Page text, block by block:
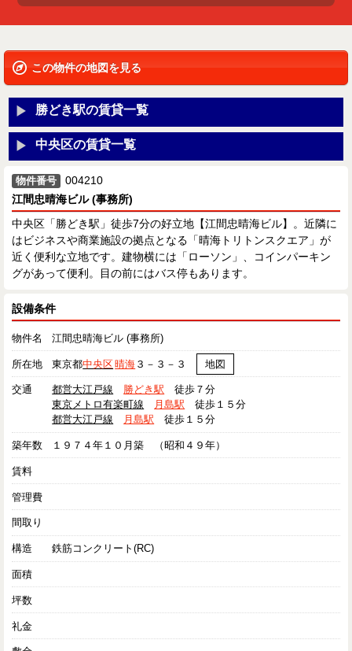
この物件の地図を見る
勝どき駅の賃貸一覧
中央区の賃貸一覧
物件番号
004210
江間忠晴海ビル (事務所)
中央区「勝どき駅」徒歩7分の好立地【江間忠晴海ビル】。近隣に
はビジネスや商業施設の拠点となる「晴海トリトンスクエア」が
近く便利な立地です。建物横には「ローソン」、コインパーキン
グがあって便利。目の前にはバス停もあります。
設備条件
物件名 江間忠晴海ビル (事務所)
所在地 東京都中央区晴海 ３－３－３ 地図
交通 都営大江戸線 勝どき駅 徒歩７分
東京メトロ有楽町線
月島駅 徒歩１５分
都営大江戸線
月島駅 徒歩１５分
築年数 １９７４年１０月築 （昭和４９年）
賃料
管理費
間取り
構造 鉄筋コンクリート(RC)
面積
坪数
礼金